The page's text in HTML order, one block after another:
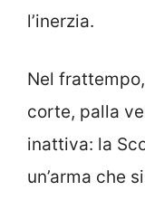
l’inerzia.
Nel
corte, palla
inattiva: la
un’arma che